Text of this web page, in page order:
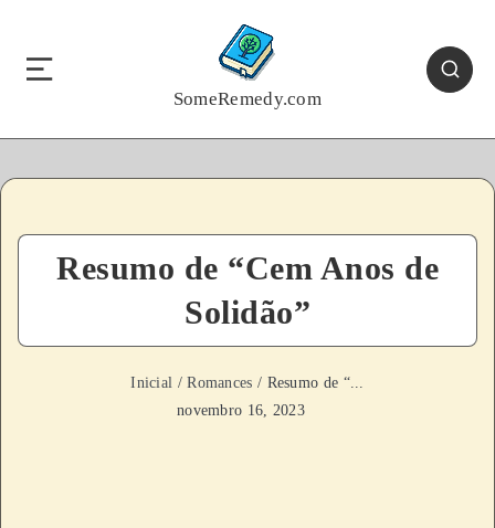
SomeRemedy.com
Resumo de “Cem Anos de
Solidão”
Inicial /Romances / Resumo de “...
novembro 16, 2023